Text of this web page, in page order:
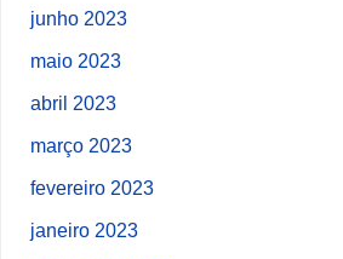
junho 2023
maio 2023
abril 2023
março 2023
fevereiro 2023
janeiro 2023